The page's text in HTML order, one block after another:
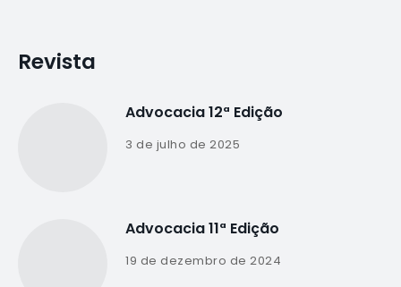
Revista
Advocacia 12ª Edição
3 de julho de 2025
Advocacia 11ª Edição
19 de dezembro de 2024